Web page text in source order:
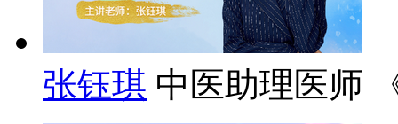
张钰琪 中医助理医师